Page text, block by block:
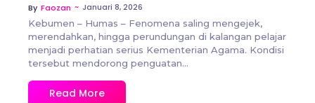
By Faozan ~ Januari 8, 2026
Kebumen – Humas – Fenomena saling mengejek,
merendahkan, hingga perundungan di kalangan pelajar
menjadi perhatian serius Kementerian Agama. Kondisi
tersebut mendorong penguatan...
Read More